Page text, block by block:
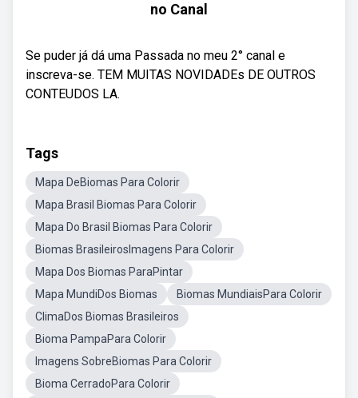
no Canal
Se puder já dá uma Passada no meu 2° canal e
inscreva-se. TEM MUITAS NOVIDADEs DE OUTROS
CONTEUDOS LA.
Tags
Mapa DeBiomas Para Colorir
Mapa Brasil Biomas Para Colorir
Mapa Do Brasil Biomas Para Colorir
Biomas BrasileirosImagens Para Colorir
Mapa Dos Biomas ParaPintar
Mapa MundiDos Biomas
Biomas MundiaisPara Colorir
ClimaDos Biomas Brasileiros
Bioma PampaPara Colorir
Imagens SobreBiomas Para Colorir
Bioma CerradoPara Colorir